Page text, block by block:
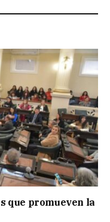
que promueven la